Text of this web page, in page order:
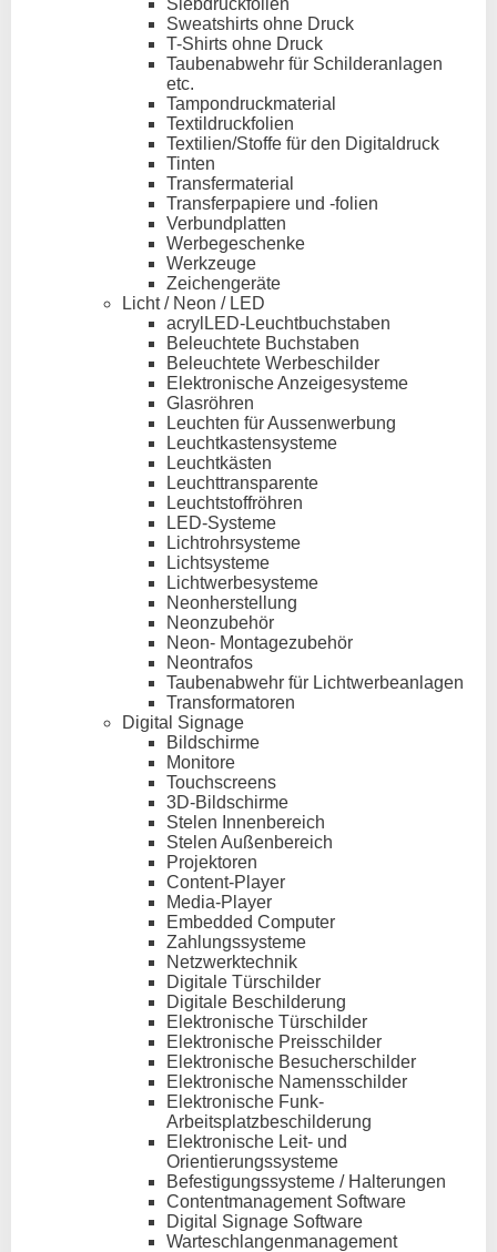
Siebdruckfolien
Sweatshirts ohne Druck
T-Shirts ohne Druck
Taubenabwehr für Schilderanlagen
etc.
Tampondruckmaterial
Textildruckfolien
Textilien/Stoffe für den Digitaldruck
Tinten
Transfermaterial
Transferpapiere und -folien
Verbundplatten
Werbegeschenke
Werkzeuge
Zeichengeräte
Licht / Neon / LED
acrylLED-Leuchtbuchstaben
Beleuchtete Buchstaben
Beleuchtete Werbeschilder
Elektronische Anzeigesysteme
Glasröhren
Leuchten für Aussenwerbung
Leuchtkastensysteme
Leuchtkästen
Leuchttransparente
Leuchtstoffröhren
LED-Systeme
Lichtrohrsysteme
Lichtsysteme
Lichtwerbesysteme
Neonherstellung
Neonzubehör
Neon- Montagezubehör
Neontrafos
Taubenabwehr für Lichtwerbeanlagen
Transformatoren
Digital Signage
Bildschirme
Monitore
Touchscreens
3D-Bildschirme
Stelen Innenbereich
Stelen Außenbereich
Projektoren
Content-Player
Media-Player
Embedded Computer
Zahlungssysteme
Netzwerktechnik
Digitale Türschilder
Digitale Beschilderung
Elektronische Türschilder
Elektronische Preisschilder
Elektronische Besucherschilder
Elektronische Namensschilder
Elektronische Funk-
Arbeitsplatzbeschilderung
Elektronische Leit- und
Orientierungssysteme
Befestigungssysteme / Halterungen
Contentmanagement Software
Digital Signage Software
Warteschlangenmanagement